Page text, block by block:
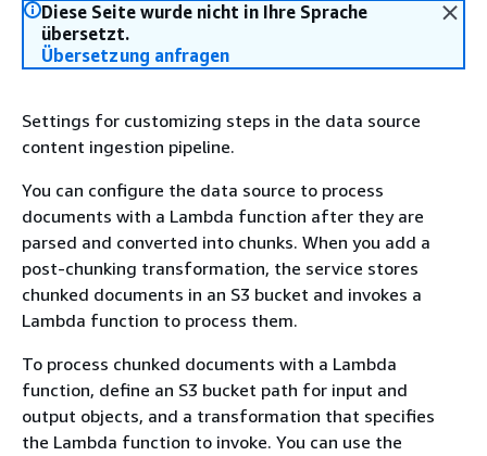
Diese Seite wurde nicht in Ihre Sprache
übersetzt.
Übersetzung anfragen
Settings for customizing steps in the data source
content ingestion pipeline.
You can configure the data source to process
documents with a Lambda function after they are
parsed and converted into chunks. When you add a
post-chunking transformation, the service stores
chunked documents in an S3 bucket and invokes a
Lambda function to process them.
To process chunked documents with a Lambda
function, define an S3 bucket path for input and
output objects, and a transformation that specifies
the Lambda function to invoke. You can use the